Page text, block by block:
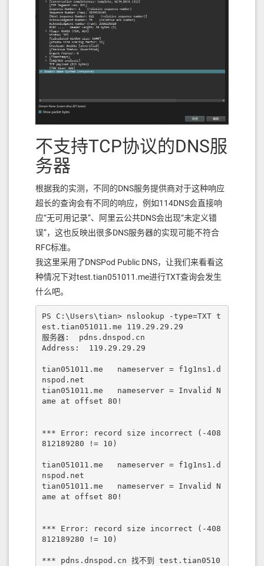
不支持TCP协议的DNS服
务器
根据我的实测，不同的DNS服务提供商对于这种响应
超长的查询会有不同的响应，例如114DNS会直接响
应“无可用记录”、阿里云公共DNS会出现“未定义错
误”，这也反映出很多DNS服务器的实现可能不符合
RFC标准。
我这里采用了DNSPod Public DNS，让我们来看看这
种情况下对test.tian051011.me进行TXT查询会发生
什么吧。
PS C:\Users\tian> nslookup -type=TXT t
est.tian051011.me 119.29.29.29
服务器:  pdns.dnspod.cn
Address:  119.29.29.29
tian051011.me   nameserver = f1g1ns1.d
nspod.net
tian051011.me   nameserver = Invalid N
ame at offset 80!
*** Error: record size incorrect (-408
812189280 != 10)
tian051011.me   nameserver = f1g1ns1.d
nspod.net
tian051011.me   nameserver = Invalid N
ame at offset 80!
*** Error: record size incorrect (-408
812189280 != 10)
*** pdns.dnspod.cn 找不到 test.tian0510